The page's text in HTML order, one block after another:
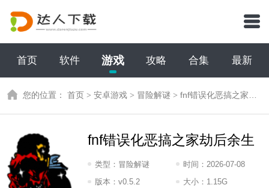
首页 软件 游戏 攻略 合集 最新
您的位置：首页 >安卓游戏 > 冒险解谜 >fnf错误化恶搞之家劫后余生
fnf错误化恶搞之家劫后余生
类型： 冒险解谜 时间： 2026-07-08
11:2026
版本：v0.5.2 大小： 1.15G